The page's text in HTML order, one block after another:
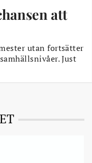
att
utan fortsätter
Just